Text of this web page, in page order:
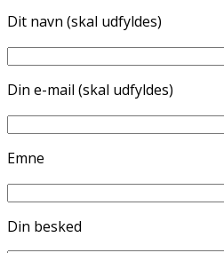
Dit navn (skal udfyldes)
Din e-mail (skal udfyldes)
Emne
Din besked